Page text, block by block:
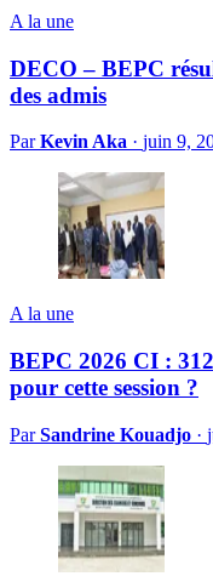
A la une
DECO – BEPC
des admis
ParKevin Aka · juin 9,
A la une
BEPC 2026 CI :
pour cette session ?
ParSandrine Kouadjo ·